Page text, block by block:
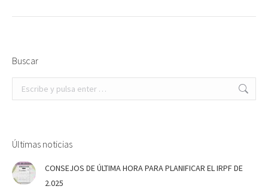
Buscar
Buscar:
Últimas noticias
CONSEJOS DE ÚLTIMA HORA PARA PLANIFICAR EL IRPF DE
2.025